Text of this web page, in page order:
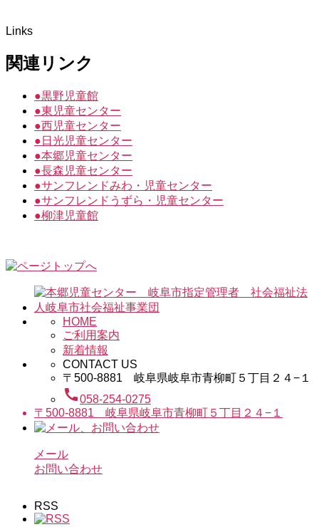
Links
関連リンク
●黒野児童館
●東児童センター
●西児童センター
● 日光児童センター
●本郷児童センター
●長森児童センター
●サンフレンドみわ・児童センター
●サンフレンドうずら・児童センター
●柳津児童館
HOME
ご利用案内
新着情報
CONTACT US
〒500-8881 岐阜県岐阜市青柳町５丁目２４−１
call058-254-0275
〒500-8881 岐阜県岐阜市青柳町５丁目２４−１
メール
お問い合わせ
RSS